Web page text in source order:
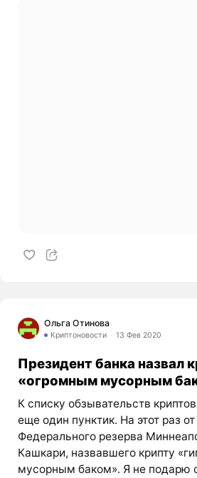
Ольга Отинова
Криптоновости 13 Фев 2020
Президент банка назвал
«огромным мусорным
К списку обзывательств
еще один пунктик. На этот раз
Федерального резерва
Кашкари, назвавшего крипту
мусорным баком». Я не подарю